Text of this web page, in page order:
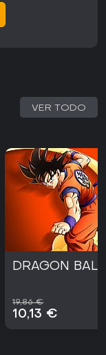
VER TODO
DRAGON
19,86 €
10,13 €